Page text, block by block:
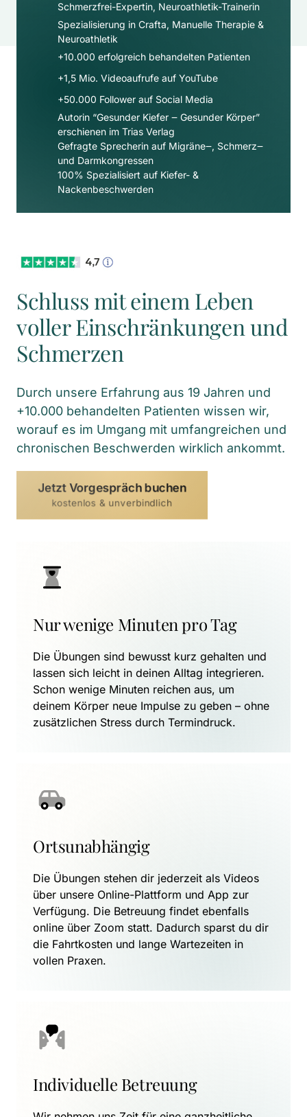
Schmerzfrei-Expertin, Neuroathletik-Trainerin
Spezialisierung in Crafta, Manuelle Therapie &
Neuroathletik
+10.000 erfolgreich behandelten Patienten
+1,5 Mio. Videoaufrufe auf YouTube
+50.000 Follower auf Social Media​
Autorin “Gesunder Kiefer ‒ Gesunder Körper”
erschienen im Trias Verlag
Gefragte Sprecherin auf Migräne‒, Schmerz‒
und Darmkongressen
100% Spezialisiert auf Kiefer- &
Nackenbeschwerden
Schluss mit einem Leben
voller Einschränkungen und
Schmerzen
Durch unsere Erfahrung aus 19 Jahren und
+10.000 behandelten Patienten wissen wir,
worauf es im Umgang mit umfangreichen und
chronischen Beschwerden wirklich ankommt.
Jetzt Vorgespräch buchen
kostenlos & unverbindlich
Nur wenige Minuten pro Tag
Die Übungen sind bewusst kurz gehalten und
lassen sich leicht in deinen Alltag integrieren.
Schon wenige Minuten reichen aus, um
deinem Körper neue Impulse zu geben – ohne
zusätzlichen Stress durch Termindruck.
Ortsunabhängig
Die Übungen stehen dir jederzeit als Videos
über unsere Online-Plattform und App zur
Verfügung. Die Betreuung findet ebenfalls
online über Zoom statt. Dadurch sparst du dir
die Fahrtkosten und lange Wartezeiten in
vollen Praxen.
Individuelle Betreuung